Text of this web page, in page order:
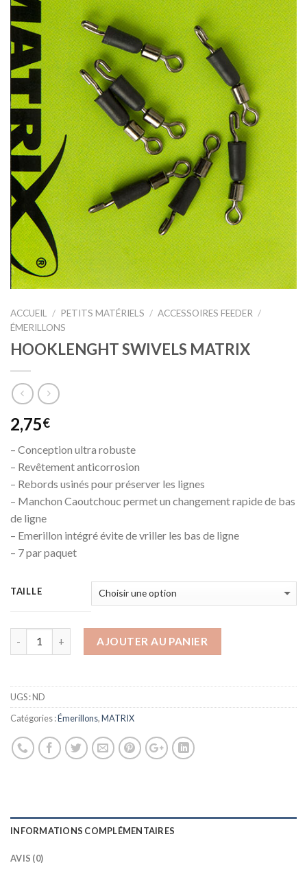
ACCUEIL / PETITS MATÉRIELS / ACCESSOIRES FEEDER /
ÉMERILLONS
HOOKLENGHT SWIVELS MATRIX
2,75€
– Conception ultra robuste
– Revêtement anticorrosion
– Rebords usinés pour préserver les lignes
– Manchon Caoutchouc permet un changement rapide de bas
de ligne
– Emerillon intégré évite de vriller les bas de ligne
– 7 par paquet
TAILLE
AJOUTER AU PANIER
UGS :ND
Catégories :Émerillons,MATRIX
INFORMATIONS COMPLÉMENTAIRES
AVIS (0)